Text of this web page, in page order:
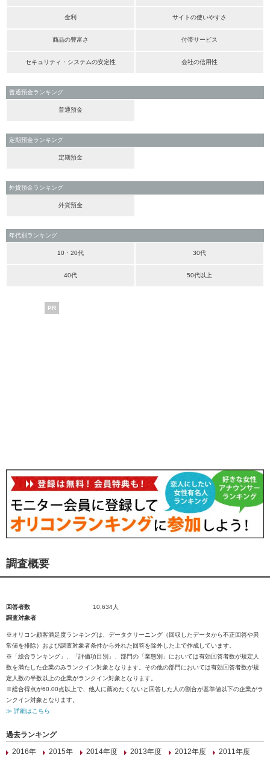
金利 サイトの使いやすさ
商品の豊富さ 付帯サービス
セキュリティ・システムの安定性 会社の信用性
普通預金ランキング
普通預金
定期預金ランキング
定期預金
外貨預金ランキング
外貨預金
年代別ランキング
10・20代 30代
40代 50代以上
PR
調査概要
回答者数
10,634人
調査対象者
※オリコン顧客満足度ランキングは、データクリーニング（回収したデータから不正回答や異
常値を排除）および調査対象者条件から外れた回答を除外した上で作成しています。
※「総合ランキング」、「評価項目別」、部門の「業態別」においては有効回答者数が規定人
数を満たした企業のみランクイン対象となります。その他の部門においては有効回答者数が規
定人数の半数以上の企業がランクイン対象となります。
※総合得点が60.00点以上で、他人に薦めたくないと回答した人の割合が基準値以下の企業がラ
ンクイン対象となります。
≫ 詳細はこちら
過去ランキング
2016年
2015年 2014年度 2013年度 2012年度
2011年度